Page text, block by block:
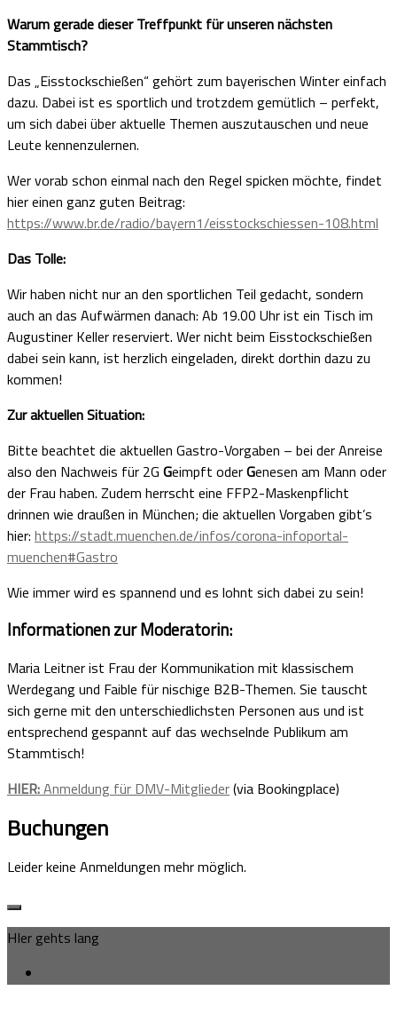
Warum gerade dieser Treffpunkt für unseren nächsten
Stammtisch?
Das „Eisstockschießen“ gehört zum bayerischen Winter einfach
dazu. Dabei ist es sportlich und trotzdem gemütlich – perfekt,
um sich dabei über aktuelle Themen auszutauschen und neue
Leute kennenzulernen.
Wer vorab schon einmal nach den Regel spicken möchte, findet
hier einen ganz guten Beitrag:
https://www.br.de/radio/bayern1/eisstockschiessen-108.html
Das Tolle:
Wir haben nicht nur an den sportlichen Teil gedacht, sondern
auch an das Aufwärmen danach: Ab 19.00 Uhr ist ein Tisch im
Augustiner Keller reserviert. Wer nicht beim Eisstockschießen
dabei sein kann, ist herzlich eingeladen, direkt dorthin dazu zu
kommen!
Zur aktuellen Situation:
Bitte beachtet die aktuellen Gastro-Vorgaben – bei der Anreise
also den Nachweis für 2G Geimpft oderGenesen am Mann oder
der Frau haben. Zudem herrscht eine FFP2-Maskenpflicht
drinnen wie draußen in München; die aktuellen Vorgaben gibt’s
hier: https://stadt.muenchen.de/infos/corona-infoportal-
muenchen#Gastro
Wie immer wird es spannend und es lohnt sich dabei zu sein!
Informationen zur Moderatorin:
Maria Leitner ist Frau der Kommunikation mit klassischem
Werdegang und Faible für nischige B2B-Themen. Sie tauscht
sich gerne mit den unterschiedlichsten Personen aus und ist
entsprechend gespannt auf das wechselnde Publikum am
Stammtisch!
HIER:Anmeldung für DMV-Mitglieder(via Bookingplace)
Buchungen
Leider keine Anmeldungen mehr möglich.
HIer gehts lang